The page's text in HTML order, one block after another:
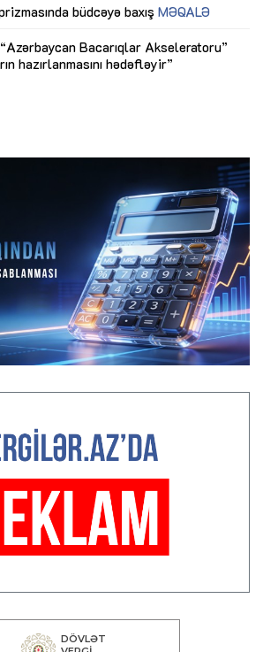
büdcəyə baxış MƏQALƏ
Bacarıqlar Akseleratoru”
hazırlanmasını hədəfləyir”